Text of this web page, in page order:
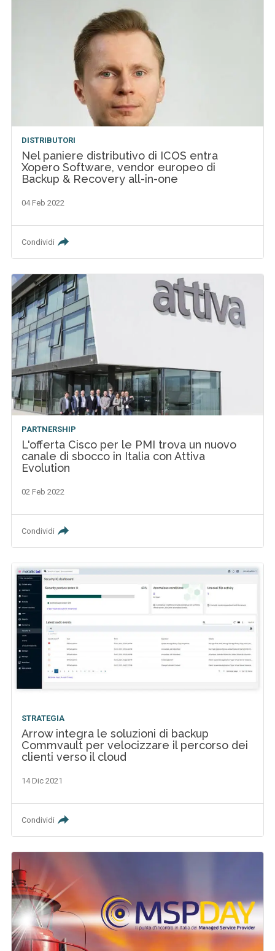
DISTRIBUTORI
Nel paniere distributivo di ICOS entra
Xopero Software, vendor europeo di
Backup & Recovery all-in-one
04 Feb 2022
Condividi
PARTNERSHIP
L'offerta Cisco per le PMI trova un nuovo
canale di sbocco in Italia con Attiva
Evolution
02 Feb 2022
Condividi
STRATEGIA
Arrow integra le soluzioni di backup
Commvault per velocizzare il percorso dei
clienti verso il cloud
14 Dic 2021
Condividi